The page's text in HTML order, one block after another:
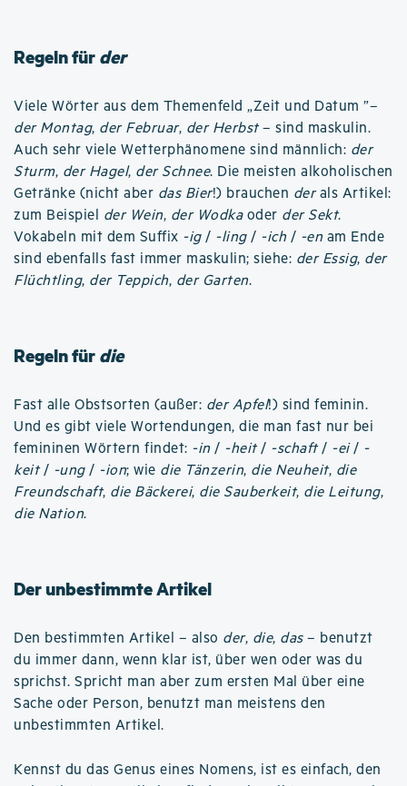
Regeln fürder
Viele Wörter aus dem Themenfeld „Zeit und Datum ”–
der Montag, der Februar, der Herbst– sind maskulin.
Auch sehr viele Wetterphänomene sind männlich: der
Sturm, der Hagel, der Schnee. Die meisten alkoholischen
Getränke (nicht aber das Bier!) brauchen derals Artikel:
zum Beispiel der Wein, der Wodkaoder der Sekt.
Vokabeln mit dem Suffix -ig/ -ling/ -ich / -en am Ende
sind ebenfalls fast immer maskulin; siehe: der Essig, der
Flüchtling, der Teppich, der Garten.
Regeln fürdie
Fast alle Obstsorten (außer: der Apfel!) sind feminin.
Und es gibt viele Wortendungen, die man fast nur bei
femininen Wörtern findet: -in / -heit/ -schaft/ -ei/ -
keit/ -ung/ -ion; wie die Tänzerin, die Neuheit, die
Freundschaft, die Bäckerei, die Sauberkeit, die Leitung,
die Nation.
Der unbestimmte Artikel
Den bestimmten Artikel – also der, die, das– benutzt
du immer dann, wenn klar ist, über wen oder was du
sprichst. Spricht man aber zum ersten Mal über eine
Sache oder Person, benutzt man meistens den
unbestimmten Artikel.
Kennst du das Genus eines Nomens, ist es einfach, den